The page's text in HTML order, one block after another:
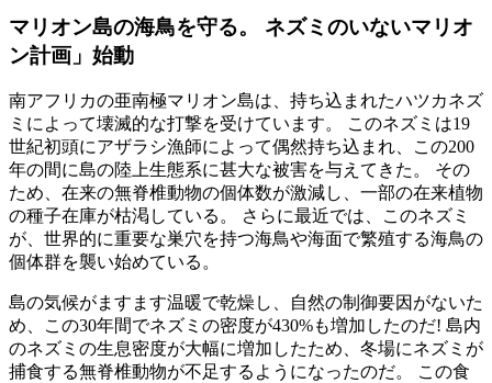
Image
マリオン島の海鳥を守る。 ネズミのいないマリオ
ン計画」始動
南アフリカの亜南極マリオン島は、持ち込まれたハツカネズ
ミによって壊滅的な打撃を受けています。 このネズミは19
世紀初頭にアザラシ漁師によって偶然持ち込まれ、この200
年の間に島の陸上生態系に甚大な被害を与えてきた。 その
ため、在来の無脊椎動物の個体数が激減し、一部の在来植物
の種子在庫が枯渇している。 さらに最近では、このネズミ
が、世界的に重要な巣穴を持つ海鳥や海面で繁殖する海鳥の
個体群を襲い始めている。
島の気候がますます温暖で乾燥し、自然の制御要因がないた
め、この30年間でネズミの密度が430%も増加したのだ! 島内
のネズミの生息密度が大幅に増加したため、冬場にネズミが
捕食する無脊椎動物が不足するようになったのだ。 この食